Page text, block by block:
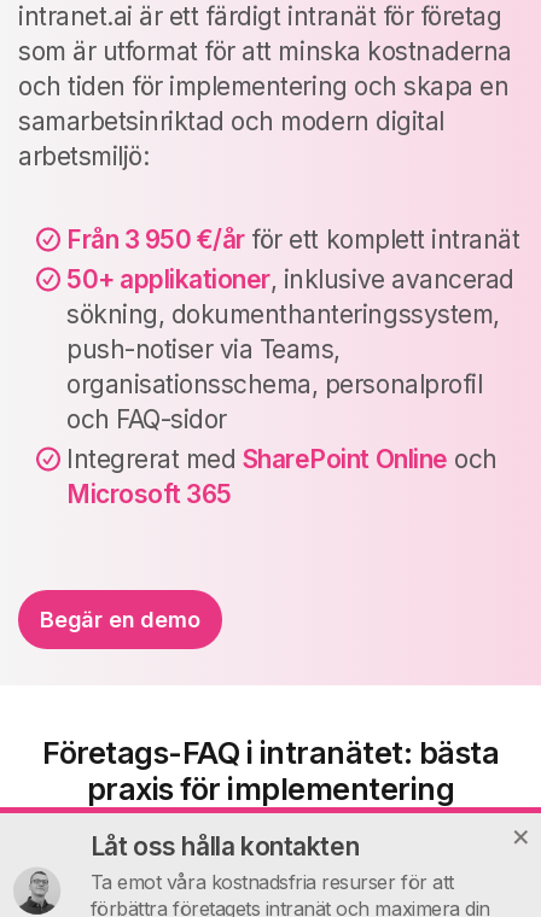
intranet.ai är ett färdigt intranät för företag
som är utformat för att minska kostnaderna
och tiden för implementering och skapa en
samarbetsinriktad och modern digital
arbetsmiljö:
Från 3 950 €/år för ett komplett intranät
50+ applikationer, inklusive avancerad
sökning, dokumenthanteringssystem,
push-notiser via Teams,
organisationsschema, personalprofil
och FAQ-sidor
Integrerat med SharePoint Online och
Microsoft 365
Begär en demo
Företags-FAQ i intranätet: bästa
praxis för implementering
För att skapa en bra FAQ-sektion behöver
Låt oss hålla kontakten
Ta emot våra kostnadsfria resurser för att
förbättra företagets intranät och maximera din